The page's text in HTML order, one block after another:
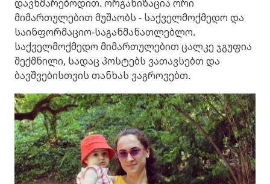
დავხმარებოდით. ორგანიზაცია ორი
მიმართულებით მუშაობს - საქველმოქმედო და
საინფორმაციო-საგანმანათლებლო.
საქველმოქმედო მიმართულებით ცალკე ჯგუფია
შექმნილი, სადაც პოსტებს ვათავსებთ და
ბავშვებისთვის თანხას ვაგროვებთ.